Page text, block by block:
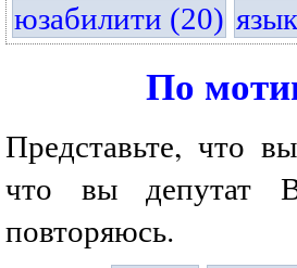
юзабилити (20)
По
Представьте, что
что вы депутат
повторяюсь.